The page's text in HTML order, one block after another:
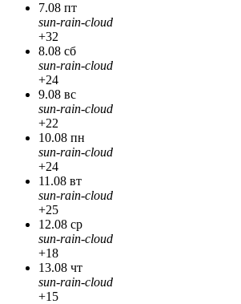
7.08 пт
sun-rain-cloud
+32
8.08 сб
sun-rain-cloud
+24
9.08 вс
sun-rain-cloud
+22
10.08 пн
sun-rain-cloud
+24
11.08 вт
sun-rain-cloud
+25
12.08 ср
sun-rain-cloud
+18
13.08 чт
sun-rain-cloud
+15